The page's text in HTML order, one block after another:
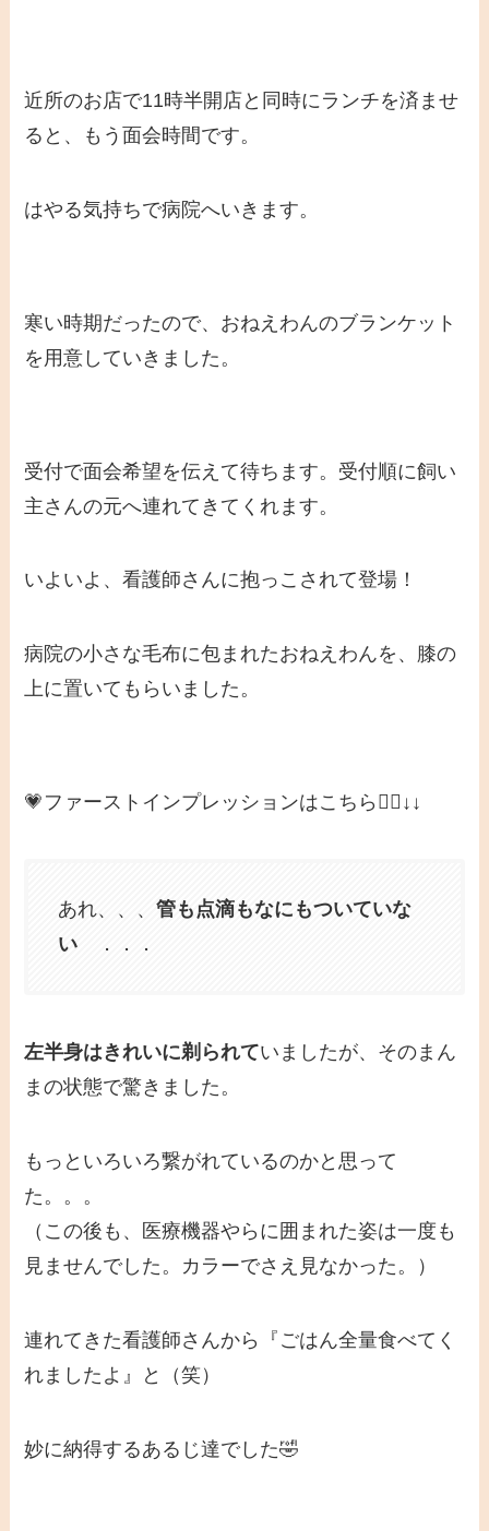
近所のお店で11時半開店と同時にランチを済ませ
ると、もう面会時間です。
はやる気持ちで病院へいきます。
寒い時期だったので、おねえわんのブランケット
を用意していきました。
受付で面会希望を伝えて待ちます。受付順に飼い
主さんの元へ連れてきてくれます。
いよいよ、看護師さんに抱っこされて登場！
病院の小さな毛布に包まれたおねえわんを、膝の
上に置いてもらいました。
💗ファーストインプレッションはこちら👇🏻↓↓
あれ、、、管も点滴もなにもついていな
い ．．．
左半身はきれいに剃られていましたが、そのまん
まの状態で驚きました。
もっといろいろ繋がれているのかと思って
た。。。
（この後も、医療機器やらに囲まれた姿は一度も
見ませんでした。カラーでさえ見なかった。）
連れてきた看護師さんから『ごはん全量食べてく
れましたよ』と（笑）
妙に納得するあるじ達でした🤣